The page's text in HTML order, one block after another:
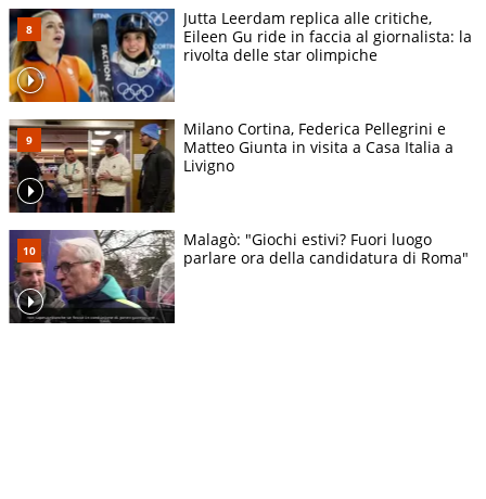
Jutta Leerdam replica alle critiche,
Eileen Gu ride in faccia al giornalista: la
rivolta delle star olimpiche
Milano Cortina, Federica Pellegrini e
Matteo Giunta in visita a Casa Italia a
Livigno
Malagò: "Giochi estivi? Fuori luogo
parlare ora della candidatura di Roma"